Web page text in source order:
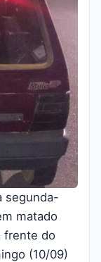
segunda-
matado
frente do
(10/09)